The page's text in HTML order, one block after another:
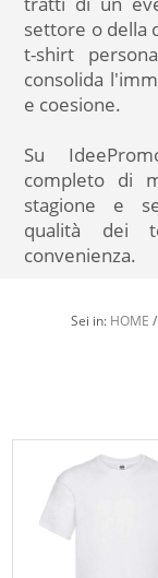
settore o della
t-shirt
consolida
e coesione.
Su
completo di
stagione e
qualità dei
convenienza.
Sei in: HOME /